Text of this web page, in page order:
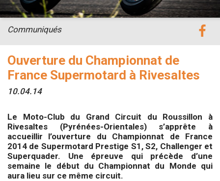
Ouverture du Championnat de
France Supermotard à Rivesaltes
10.04.14
Communiqués
Le Moto-Club du Grand Circuit du Roussillon à
Rivesaltes (Pyrénées-Orientales) s’apprête à
accueillir l’ouverture du Championnat de France
2014 de Supermotard Prestige S1, S2, Challenger et
Superquader. Une épreuve qui précède d’une
semaine le début du Championnat du Monde qui
aura lieu sur ce même circuit.